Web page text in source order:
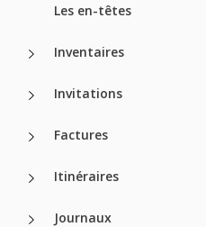
Les en-têtes
Inventaires
Invitations
Factures
Itinéraires
Journaux